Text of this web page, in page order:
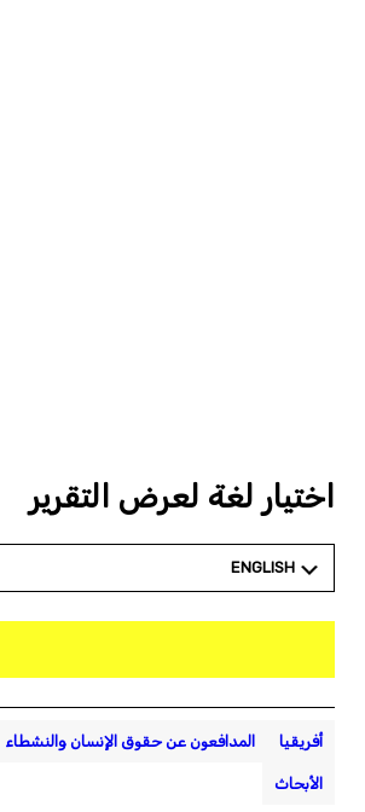
اختيار لغة لعرض التقرير
ENGLISH
أفريقيا المدافعون عن حقوق الإنسان والنشطاء
الأبحاث